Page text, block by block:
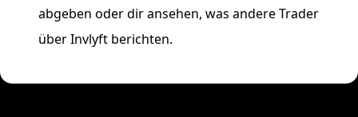
abgeben oder dir ansehen, was andere Trader
über Invlyft berichten.